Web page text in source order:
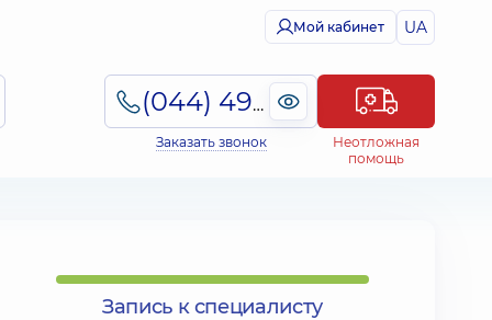
Мой кабинет UA
(044) 495-2-888
Заказать звонок
Неотложная
помощь
Запись к специалисту